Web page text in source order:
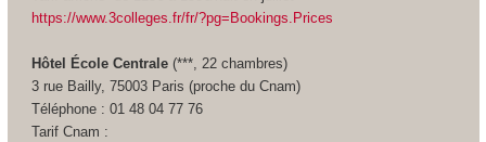
https://www.3colleges.fr/fr/?pg=Bookings.Prices
Hôtel École Centrale (***, 22 chambres)
3 rue Bailly, 75003 Paris (proche du Cnam)
Téléphone : 01 48 04 77 76
Tarif Cnam :